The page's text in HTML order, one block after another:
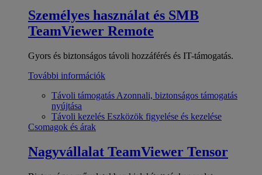
Személyes használat és SMB
TeamViewer Remote
Gyors és biztonságos távoli hozzáférés és IT-támogatás.
További információk
Távoli támogatás Azonnali, biztonságos támogatás
nyújtása
Távoli kezelés Eszközök figyelése és kezelése
Csomagok és árak
Nagyvállalat TeamViewer Tensor